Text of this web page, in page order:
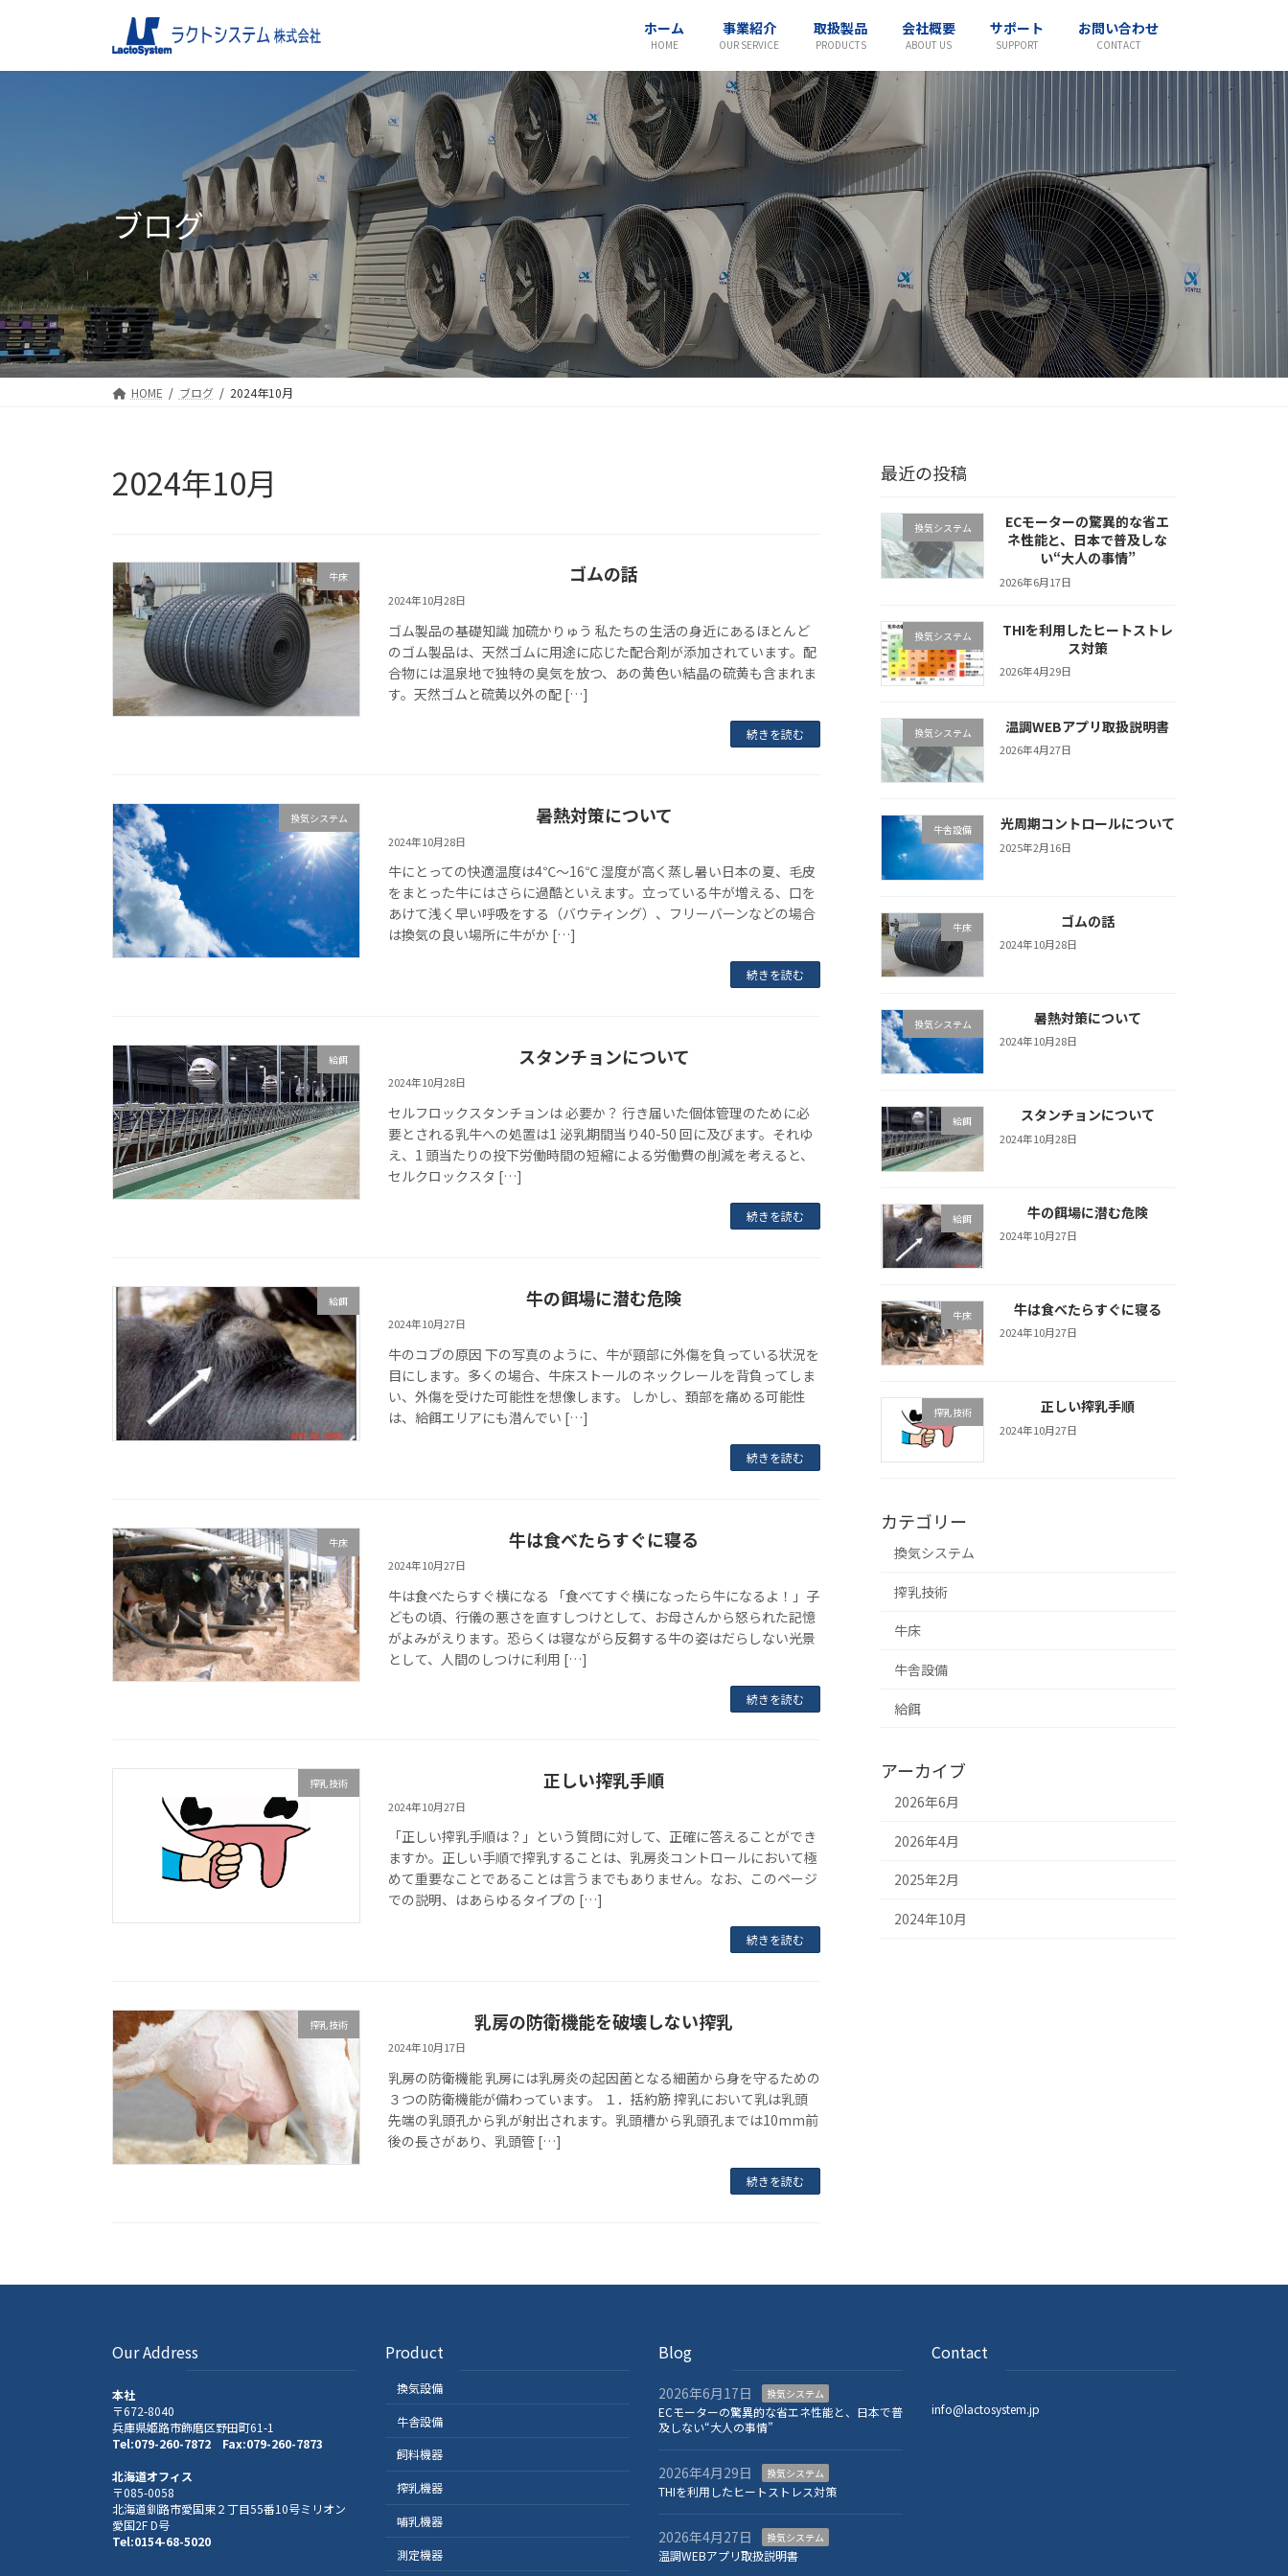
ホーム
HOME
事業紹介
OUR SERVICE
取扱製品
PRODUCTS
会社概要
ABOUT US
サポート
SUPPORT
お問い合わせ
CONTACT
ブログ
HOME ブログ 2024年10月
2024年10月
牛床 ゴムの話
2024年10月28日
ゴム製品の基礎知識 加硫かりゅう 私たちの生活の身近にあるほとんど
のゴム製品は、天然ゴムに用途に応じた配合剤が添加されています。配
合物には温泉地で独特の臭気を放つ、あの黄色い結晶の硫黄も含まれま
す。天然ゴムと硫黄以外の配 […]
続きを読む
換気システム 暑熱対策について
2024年10月28日
牛にとっての快適温度は4℃～16℃ 湿度が高く蒸し暑い日本の夏、毛皮
をまとった牛にはさらに過酷といえます。立っている牛が増える、口を
あけて浅く早い呼吸をする（バウティング）、フリーバーンなどの場合
は換気の良い場所に牛がか […]
続きを読む
給餌 スタンチョンについて
2024年10月28日
セルフロックスタンチョンは 必要か？ 行き届いた個体管理のために必
要とされる乳牛への処置は1 泌乳期間当り40-50 回に及びます。それゆ
え、1 頭当たりの投下労働時間の短縮による労働費の削減を考えると、
セルクロックスタ […]
続きを読む
給餌 牛の餌場に潜む危険
2024年10月27日
牛のコブの原因 下の写真のように、牛が頸部に外傷を負っている状況を
目にします。多くの場合、牛床ストールのネックレールを背負ってしま
い、外傷を受けた可能性を想像します。 しかし、頚部を痛める可能性
は、給餌エリアにも潜んでい […]
続きを読む
牛床 牛は食べたらすぐに寝る
2024年10月27日
牛は食べたらすぐ横になる 「食べてすぐ横になったら牛になるよ！」子
どもの頃、行儀の悪さを直すしつけとして、お母さんから怒られた記憶
がよみがえります。恐らくは寝ながら反芻する牛の姿はだらしない光景
として、人間のしつけに利用 […]
続きを読む
搾乳技術 正しい搾乳手順
2024年10月27日
「正しい搾乳手順は？」という質問に対して、正確に答えることができ
ますか。正しい手順で搾乳することは、乳房炎コントロールにおいて極
めて重要なことであることは言うまでもありません。なお、このページ
での説明、はあらゆるタイプの […]
続きを読む
搾乳技術 乳房の防衛機能を破壊しない搾乳
2024年10月17日
乳房の防衛機能 乳房には乳房炎の起因菌となる細菌から身を守るための
３つの防衛機能が備わっています。 １．括約筋 搾乳において乳は乳頭
先端の乳頭孔から乳が射出されます。乳頭槽から乳頭孔までは10mm前
後の長さがあり、乳頭管 […]
続きを読む
最近の投稿
換気システム
ECモーターの驚異的な省エ
ネ性能と、日本で普及しな
い“大人の事情”
2026年6月17日
換気システム
THIを利用したヒートストレ
ス対策
2026年4月29日
換気システム 温調WEBアプリ取扱説明書
2026年4月27日
牛舎設備 光周期コントロールについて
2025年2月16日
牛床 ゴムの話
2024年10月28日
換気システム 暑熱対策について
2024年10月28日
給餌 スタンチョンについて
2024年10月28日
給餌 牛の餌場に潜む危険
2024年10月27日
牛床 牛は食べたらすぐに寝る
2024年10月27日
搾乳技術 正しい搾乳手順
2024年10月27日
カテゴリー
換気システム
搾乳技術
牛床
牛舎設備
給餌
アーカイブ
2026年6月
2026年4月
2025年2月
2024年10月
Our Address
本社
〒672-8040
兵庫県姫路市飾磨区野田町61-1
Tel:079-260-7872 Fax:079-260-7873
北海道オフィス
〒085-0058
北海道釧路市愛国東２丁目55番10号ミリオン
愛国2F D号
Tel:0154-68-5020
Product
換気設備
牛舎設備
飼料機器
搾乳機器
哺乳機器
測定機器
Blog
2026年6月17日 換気システム
ECモーターの驚異的な省エネ性能と、日本で普
及しない“大人の事情”
2026年4月29日 換気システム
THIを利用したヒートストレス対策
2026年4月27日 換気システム
温調WEBアプリ取扱説明書
Contact
info@lactosystem.jp